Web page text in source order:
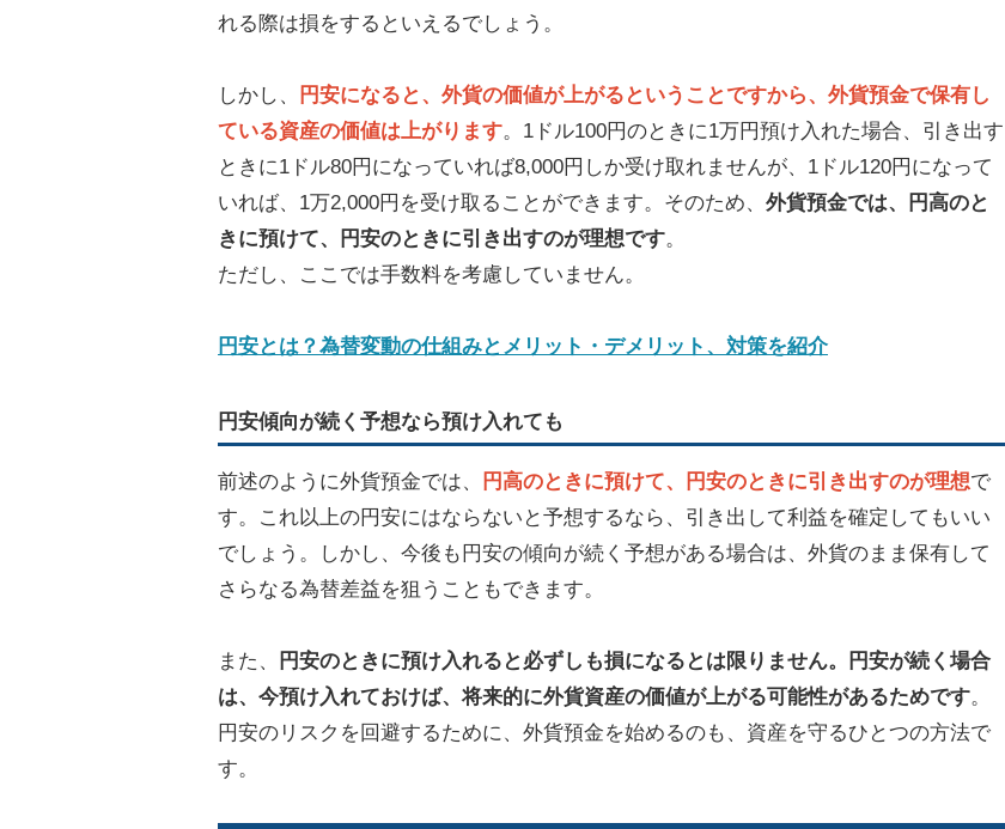
れる際は損をするといえるでしょう。
しかし、
円安になると、外貨の価値が上がるということですから、外貨預金で保有し
ている資産の価値は上がります。1ドル100円のときに1万円預け入れた場合、引き出す
ときに1ドル80円になっていれば8,000円しか受け取れませんが、1ドル120円になって
いれば、1万2,000円を受け取ることができます。そのため、 外貨預金では、円高のと
きに預けて、円安のときに引き出すのが理想です。
ただし、ここでは手数料を考慮していません。
円安とは？為替変動の仕組みとメリット・デメリット、対策を紹介
円安傾向が続く予想なら預け入れても
前述のように外貨預金では、 円高のときに預けて、円安のときに引き出すのが理想で
す。これ以上の円安にはならないと予想するなら、引き出して利益を確定してもいい
でしょう。しかし、今後も円安の傾向が続く予想がある場合は、外貨のまま保有して
さらなる為替差益を狙うこともできます。
また、
円安のときに預け入れると必ずしも損になるとは限りません。円安が続く場合
は、今預け入れておけば、将来的に外貨資産の価値が上がる可能性があるためです。
円安のリスクを回避するために、外貨預金を始めるのも、資産を守るひとつの方法で
す。